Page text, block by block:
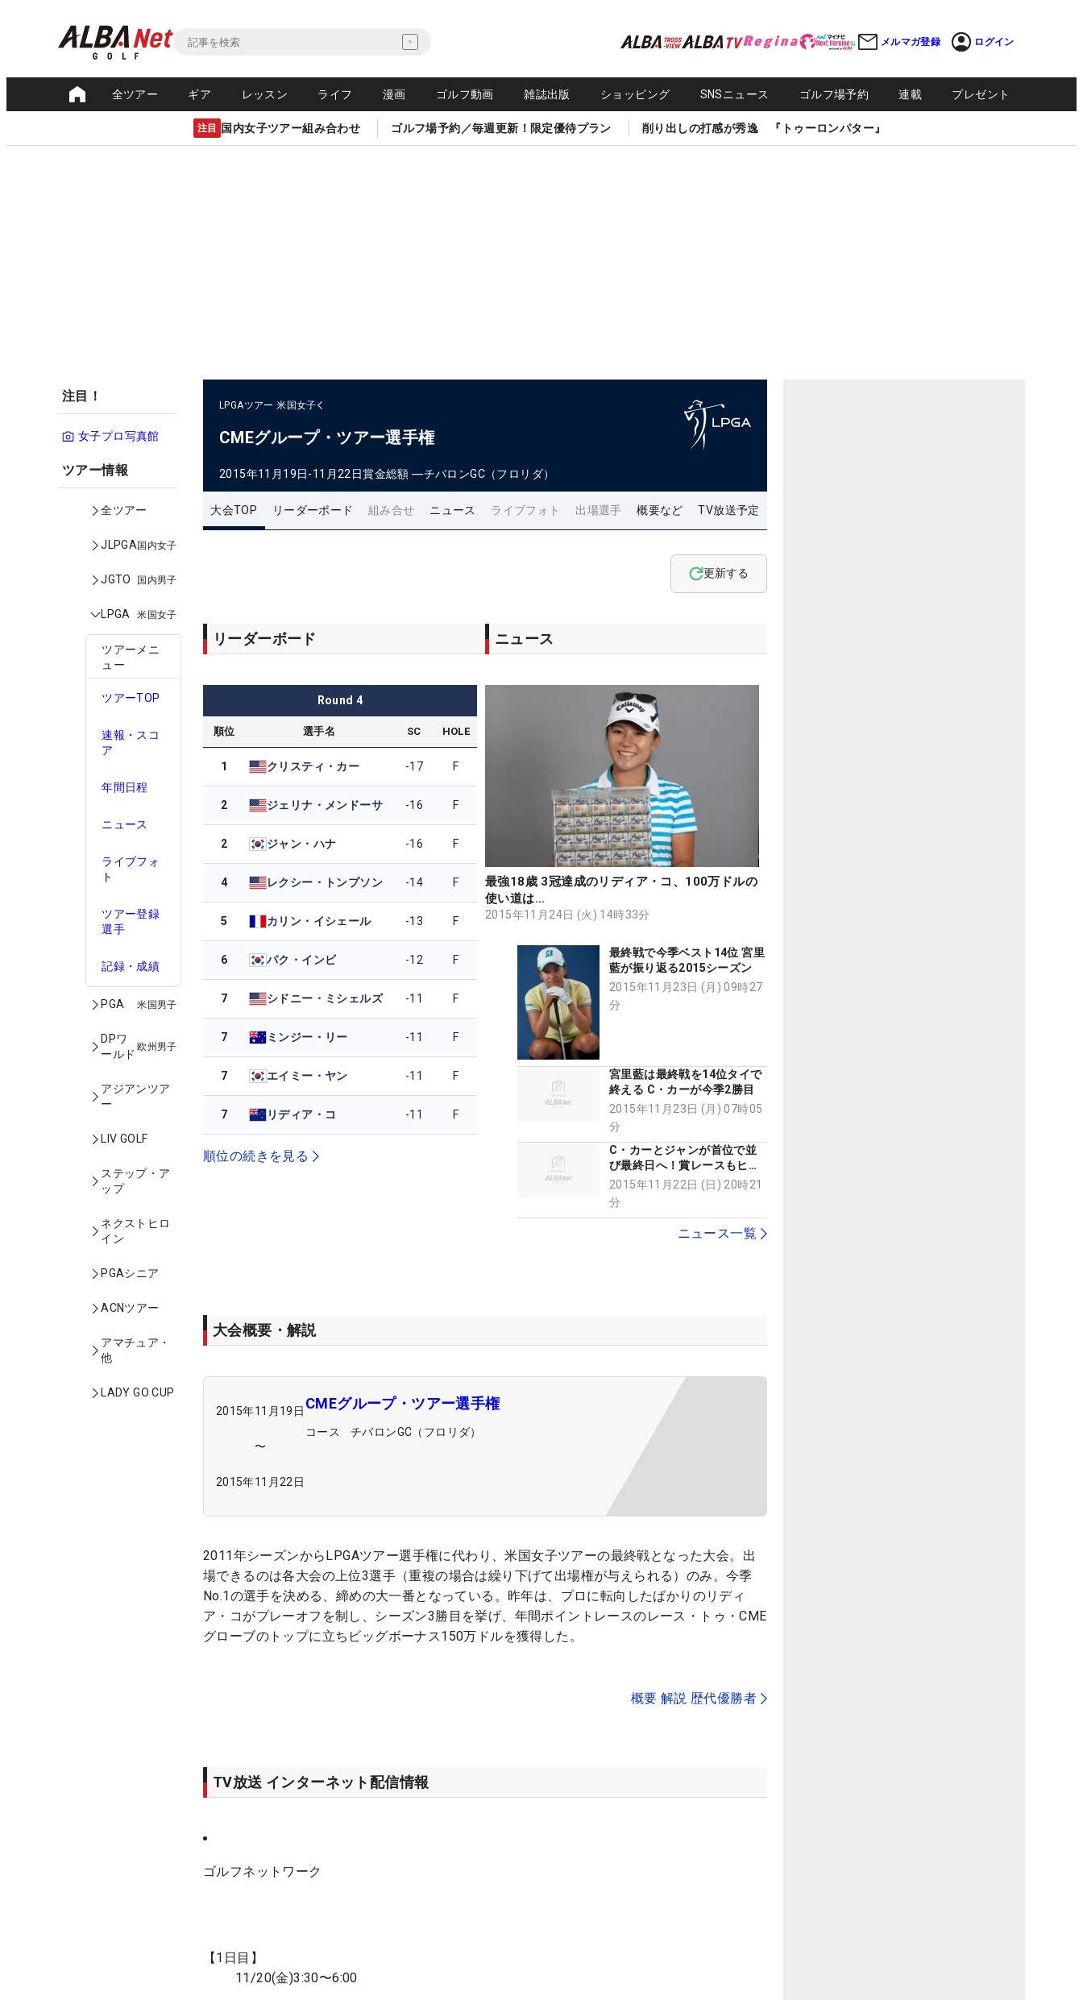
メルマガ登録 ログイン
全ツアー ギア レッスン ライフ 漫画 ゴルフ動画 雑誌出版 ショッピング SNSニュース ゴルフ場予約 連載 プレゼント
注目 国内女子ツアー組み合わせ ゴルフ場予約／毎週更新！限定優待プラン 削り出しの打感が秀逸 『トゥーロンパター』
注目！
女子プロ写真館
ツアー情報
全ツアー
JLPGA国内女子
JGTO 国内男子
LPGA 米国女子
ツアーメニ
ュー
ツアーTOP
速報・スコ
ア
年間日程
ニュース
ライブフォ
ト
ツアー登録
選手
記録・成績
PGA 米国男子
DPワ
ールド
欧州男子
アジアンツア
ー
LIV GOLF
ステップ・ア
ップ
ネクストヒロ
イン
PGAシニア
ACNツアー
アマチュア・
他
LADY GO CUP
LPGAツアー 米国女子
CMEグループ・ツアー選手権
2015年11月19日-11月22日賞金総額 ―チバロンGC（フロリダ）
大会TOP リーダーボード 組み合せ ニュース ライブフォト 出場選手 概要など TV放送予定
更新する
リーダーボード
Round 4
順位 選手名 SC HOLE
1 クリスティ・カー -17 F
2 ジェリナ・メンドーサ -16 F
2 ジャン・ハナ -16 F
4 レクシー・トンプソン -14 F
5 カリン・イシェール -13 F
6 パク・インビ -12 F
7 シドニー・ミシェルズ -11 F
7 ミンジー・リー -11 F
7 エイミー・ヤン -11 F
7 リディア・コ -11 F
順位の続きを見る
ニュース
最強18歳 3冠達成のリディア・コ、100万ドルの
使い道は…
2015年11月24日 (火) 14時33分
最終戦で今季ベスト14位 宮里
藍が振り返る2015シーズン
2015年11月23日 (月) 09時27
分
宮里藍は最終戦を14位タイで
終える C・カーが今季2勝目
2015年11月23日 (月) 07時05
分
C・カーとジャンが首位で並
び最終日へ！賞レースもヒー
トアップ
2015年11月22日 (日) 20時21
分
ニュース一覧
大会概要・解説
2015年11月19日
〜
2015年11月22日
CMEグループ・ツアー選手権
コース チバロンGC（フロリダ）
2011年シーズンからLPGAツアー選手権に代わり、米国女子ツアーの最終戦となった大会。出
場できるのは各大会の上位3選手（重複の場合は繰り下げて出場権が与えられる）のみ。今季
No.1の選手を決める、締めの大一番となっている。昨年は、プロに転向したばかりのリディ
ア・コがプレーオフを制し、シーズン3勝目を挙げ、年間ポイントレースのレース・トゥ・CME
グローブのトップに立ちビッグボーナス150万ドルを獲得した。
概要 解説 歴代優勝者
TV放送 インターネット配信情報
ゴルフネットワーク
【1日目】
11/20(金)3:30〜6:00